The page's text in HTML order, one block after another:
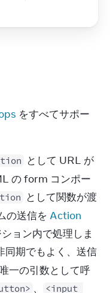
をすべてサポー
として URL が
の form コンポー
として関数が渡
の送信を Action
ョン内で処理しま
同期でもよく、送信
一の引数として呼
、
<input